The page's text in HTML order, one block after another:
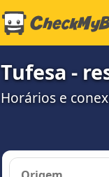
Tufesa -
Horários e